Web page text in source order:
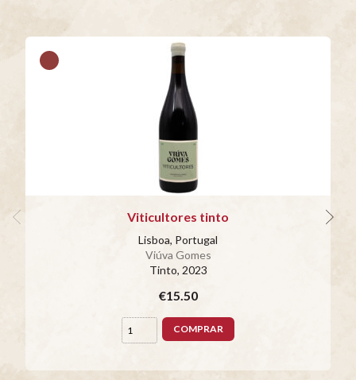
Viticultores tinto
Lisboa, Portugal
Viúva Gomes
Tinto, 2023
€15.50
COMPRAR